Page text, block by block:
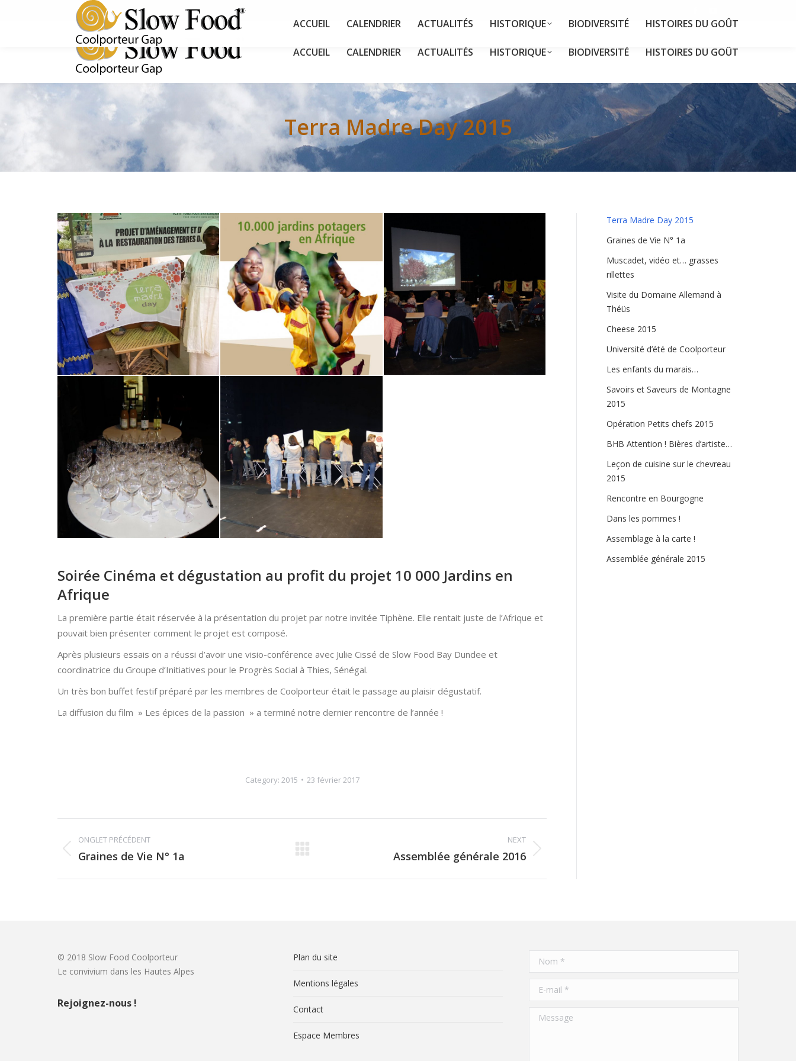
Rejoignez-nous !
Facebook
opens
window
YouTube
opens
window
ACCUEIL CALENDRIER ACTUALITÉS HISTORIQUE BIODIVERSITÉ HISTOIRES DU GOÛT
Terra Madre Day 2015
Soirée Cinéma et dégustation au profit du projet 10 000 Jardins en
Afrique
La première partie était réservée à la présentation du projet par notre invitée Tiphène. Elle rentait juste de l’Afrique et
pouvait bien présenter comment le projet est composé.
Après plusieurs essais on a réussi d’avoir une visio-conférence avec Julie Cissé de Slow Food Bay Dundee et
coordinatrice du Groupe d’Initiatives pour le Progrès Social à Thies, Sénégal.
Un très bon buffet festif préparé par les membres de Coolporteur était le passage au plaisir dégustatif.
La diffusion du film » Les épices de la passion » a terminé notre dernier rencontre de l’année !
Category: 2015 23 février 2017
Album
navigation
ONGLET PRÉCÉDENT
Previous
Graines de Vie N° 1a
NEXT
Assemblée générale 2016
Terra Madre Day 2015
Graines de Vie N° 1a
Muscadet, vidéo et… grasses
rillettes
Visite du Domaine Allemand à
Théüs
Cheese 2015
Université d’été de Coolporteur
Les enfants du marais…
Savoirs et Saveurs de Montagne
2015
Opération Petits chefs 2015
BHB Attention ! Bières d’artiste…
Leçon de cuisine sur le chevreau
2015
Rencontre en Bourgogne
Dans les pommes !
Assemblage à la carte !
Assemblée générale 2015
© 2018 Slow Food Coolporteur
Le convivium dans les Hautes Alpes
Rejoignez-nous !
Plan du site
Mentions légales
Contact
Espace Membres
Nom *
E-mail *
Message
ACCUEIL CALENDRIER ACTUALITÉS HISTORIQUE BIODIVERSITÉ HISTOIRES DU GOÛT